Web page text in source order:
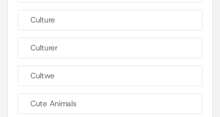
Culture
Culturer
Cultwe
Cute Animals